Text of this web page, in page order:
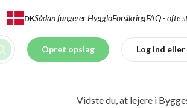
DKSådan fungerer HyggloForsikringFAQ - ofte
Opret opslag Log ind
Vidste du, at lejere i